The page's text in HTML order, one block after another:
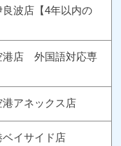
波店【4年以内の
港店 外国語対応専
アネックス店
イサイド店